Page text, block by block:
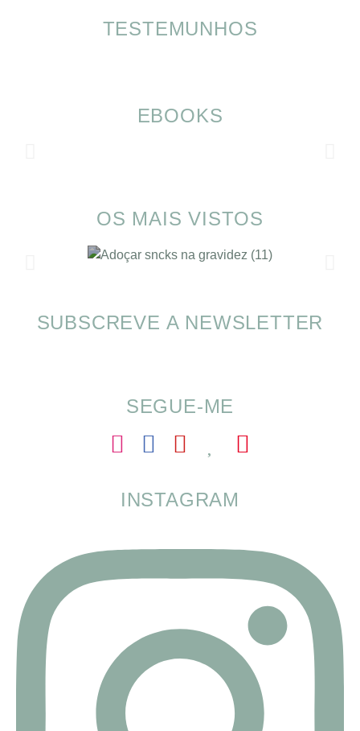
TESTEMUNHOS
EBOOKS
OS MAIS VISTOS
SOMP (SOP): 5 Ideias de Pequenos Almoços
SUBSCREVE A NEWSLETTER
SEGUE-ME
INSTAGRAM